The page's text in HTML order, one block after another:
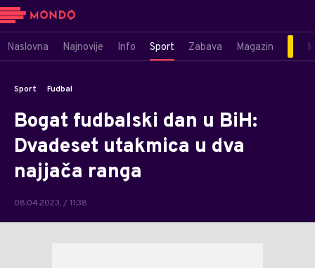
Naslovna Najnovije Info Sport Zabava Magazin
Sport Fudbal
Bogat fudbalski dan u BiH:
Dvadeset utakmica u dva
najjača ranga
08.04.2023. / 11:38